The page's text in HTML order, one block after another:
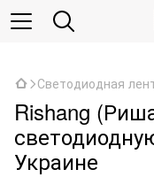
Светодиодная
Rishang
Украине